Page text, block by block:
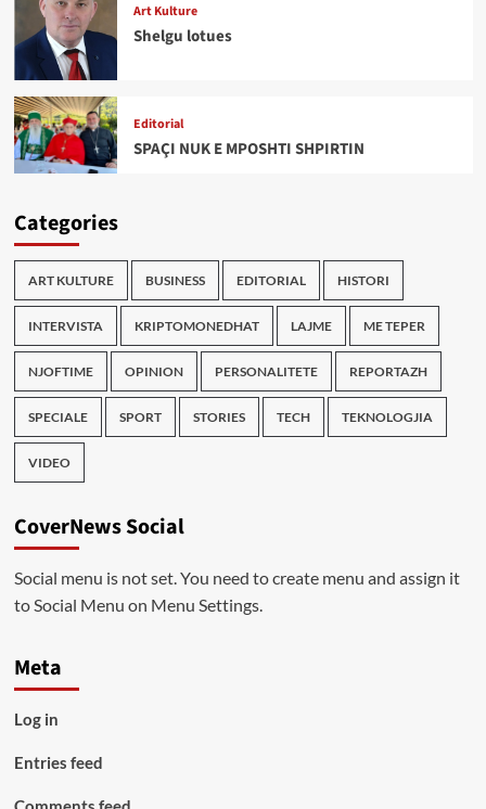
Art Kulture
Shelgu lotues
Editorial
SPAÇI NUK E MPOSHTI SHPIRTIN
Categories
ART KULTURE BUSINESS EDITORIAL HISTORI
INTERVISTA KRIPTOMONEDHAT LAJME ME TEPER
NJOFTIME OPINION PERSONALITETE REPORTAZH
SPECIALE SPORT STORIES TECH TEKNOLOGJIA
VIDEO
CoverNews Social
Social menu is not set. You need to create menu and assign it
to Social Menu on Menu Settings.
Meta
Log in
Entries feed